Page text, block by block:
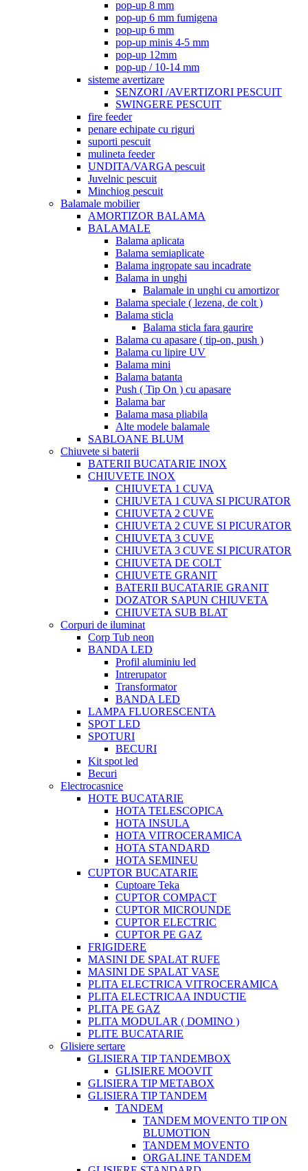
pop-up 8 mm
pop-up 6 mm fumigena
pop-up 6 mm
pop-up minis 4-5 mm
pop-up 12mm
pop-up / 10-14 mm
sisteme avertizare
SENZORI /AVERTIZORI PESCUIT
SWINGERE PESCUIT
fire feeder
penare echipate cu riguri
suporti pescuit
mulineta feeder
UNDITA/VARGA pescuit
Juvelnic pescuit
Minchiog pescuit
Balamale mobilier
AMORTIZOR BALAMA
BALAMALE
Balama aplicata
Balama semiaplicate
Balama ingropate sau incadrate
Balama in unghi
Balamale in unghi cu amortizor
Balama speciale ( lezena, de colt )
Balama sticla
Balama sticla fara gaurire
Balama cu apasare ( tip-on, push )
Balama cu lipire UV
Balama mini
Balama batanta
Push ( Tip On ) cu apasare
Balama bar
Balama masa pliabila
Alte modele balamale
SABLOANE BLUM
Chiuvete si baterii
BATERII BUCATARIE INOX
CHIUVETE INOX
CHIUVETA 1 CUVA
CHIUVETA 1 CUVA SI PICURATOR
CHIUVETA 2 CUVE
CHIUVETA 2 CUVE SI PICURATOR
CHIUVETA 3 CUVE
CHIUVETA 3 CUVE SI PICURATOR
CHIUVETA DE COLT
CHIUVETE GRANIT
BATERII BUCATARIE GRANIT
DOZATOR SAPUN CHIUVETA
CHIUVETA SUB BLAT
Corpuri de iluminat
Corp Tub neon
BANDA LED
Profil aluminiu led
Intrerupator
Transformator
BANDA LED
LAMPA FLUORESCENTA
SPOT LED
SPOTURI
BECURI
Kit spot led
Becuri
Electrocasnice
HOTE BUCATARIE
HOTA TELESCOPICA
HOTA INSULA
HOTA VITROCERAMICA
HOTA STANDARD
HOTA SEMINEU
CUPTOR BUCATARIE
Cuptoare Teka
CUPTOR COMPACT
CUPTOR MICROUNDE
CUPTOR ELECTRIC
CUPTOR PE GAZ
FRIGIDERE
MASINI DE SPALAT RUFE
MASINI DE SPALAT VASE
PLITA ELECTRICA VITROCERAMICA
PLITA ELECTRICAA INDUCTIE
PLITA PE GAZ
PLITA MODULAR ( DOMINO )
PLITE BUCATARIE
Glisiere sertare
GLISIERA TIP TANDEMBOX
GLISIERE MOOVIT
GLISIERA TIP METABOX
GLISIERA TIP TANDEM
TANDEM
TANDEM MOVENTO TIP ON
BLUMOTION
TANDEM MOVENTO
ORGALINE TANDEM